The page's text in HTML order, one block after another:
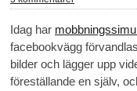
Idag har
facebookvägg
bilder och lägger upp
föreställande en själv,